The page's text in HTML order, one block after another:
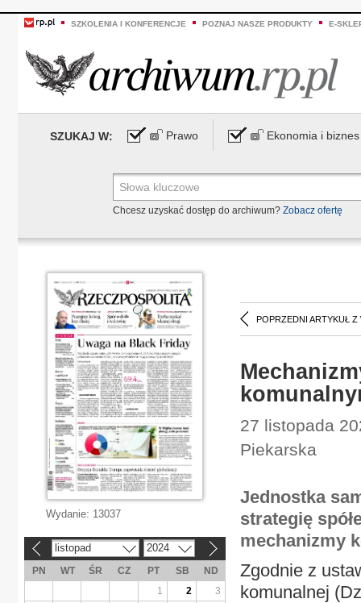
SZKOLENIA I KONFERENCJE POZNAJ NASZE PRODUKTY E-
SZUKAJ W: Prawo Ekonomia i biznes
Chcesz uzyskać dostęp do archiwum? Zobacz ofertę
POPRZEDNI ARTYKUŁ Z
27 listopada
Piekarska
Jednostka
strategię
mechanizmy
Zgodnie z
komunalnej
Wydanie: 13037
listopad 2024
PN WT ŚR CZ PT SB
ND
1
2
3